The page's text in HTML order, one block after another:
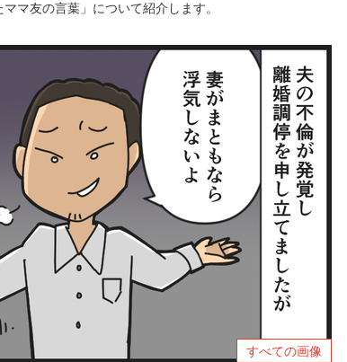
マ友の言葉」について紹介します。
すべての画像